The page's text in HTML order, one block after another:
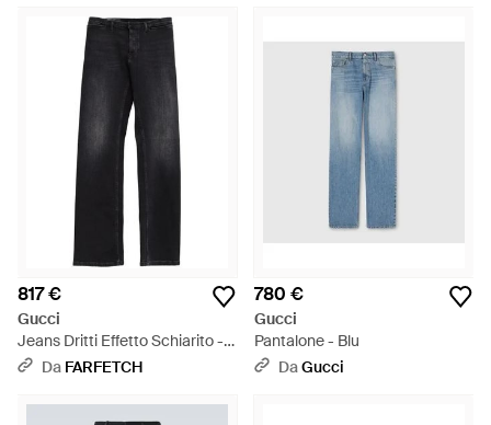
817 €
Gucci
Jeans Dritti Effetto Schiarito -
NeroDa FARFETCH
780 €
Gucci
Pantalone - Blu
DaGucci